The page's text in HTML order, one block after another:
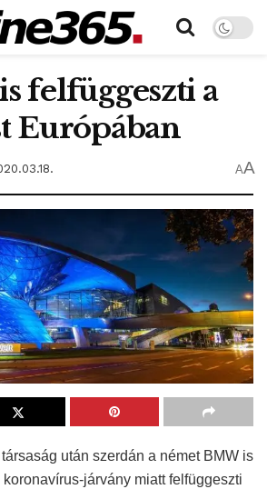
felfüggeszti a
Európában
AA
után szerdán a német BMW is
járvány miatt felfüggeszti